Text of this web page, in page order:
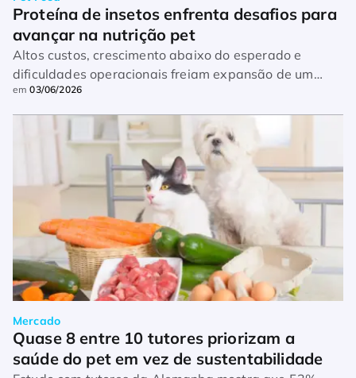
Proteína de insetos enfrenta desafios para
avançar na nutrição pet
Altos custos, crescimento abaixo do esperado e
dificuldades operacionais freiam expansão de um
ingrediente visto como promissor no pet food
em03/06/2026
Mercado
Quase 8 entre 10 tutores priorizam a
saúde do pet em vez de sustentabilidade